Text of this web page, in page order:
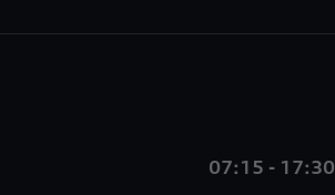
07:15 - 17:30